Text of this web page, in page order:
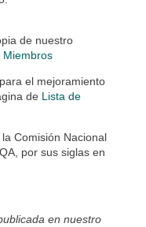
de nuestro
Miembros
el mejoramiento
de Lista de
Comisión Nacional
por sus siglas en
en nuestro